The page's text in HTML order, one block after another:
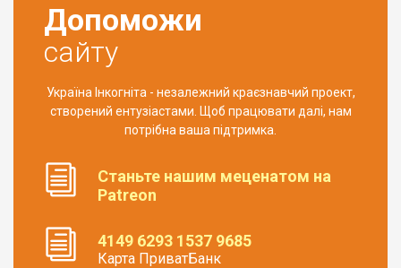
Допоможи
сайту
Україна Інкогніта - незалежний краєзнавчий проект,
створений ентузіастами. Щоб працювати далі, нам
потрібна ваша підтримка.
Станьте нашим меценатом на
Patreon
4149 6293 1537 9685
Карта ПриватБанк